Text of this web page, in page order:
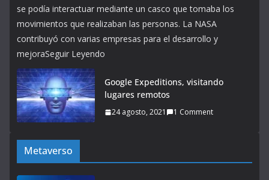
se podía interactuar mediante un casco que tomaba los
movimientos que realizaban las personas. La NASA
contribuyó con varias empresas para el desarrollo y
mejoraSeguir Leyendo
Google Expeditions, visitando
lugares remotos
24 agosto, 2021 1 Comment
Metaverso